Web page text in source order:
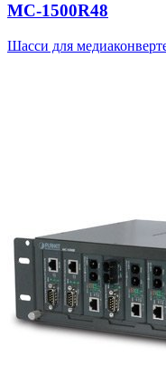
MC-1500R48
Шасси для